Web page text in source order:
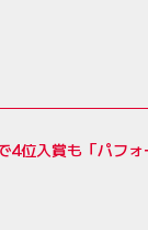
4位入賞も「パフ